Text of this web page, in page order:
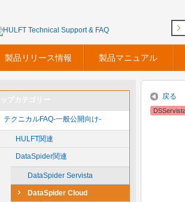
製品リリース情報 製品マニュアル
テクニカルFAQ-一般公開向け-
HULFT関連
DataSpider関連
DataSpider Servista
DataSpider Cloud
戻る